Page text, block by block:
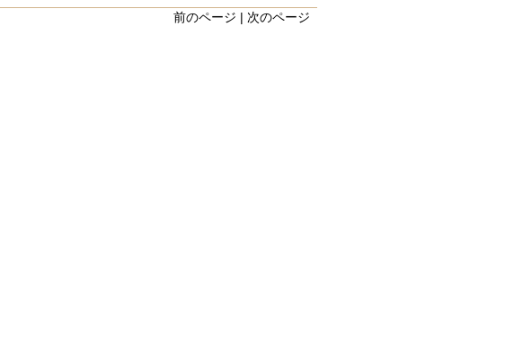
前のページ | 次のページ